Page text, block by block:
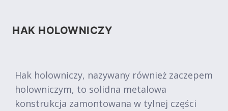
HAK HOLOWNICZY
Hak holowniczy, nazywany również zaczepem
holowniczym, to solidna metalowa
konstrukcja zamontowana w tylnej części